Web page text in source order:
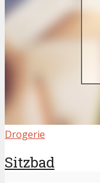
Drogerie
Sitzbad